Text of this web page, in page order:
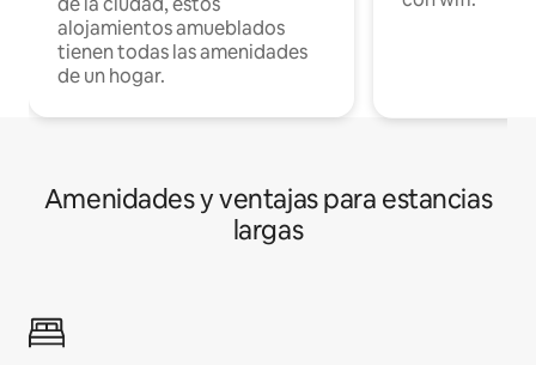
alojamientos amueblados
tienen todas las amenidades
de un hogar.
Amenidades y ventajas para estancias
largas